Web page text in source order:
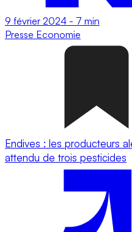
9 février 2024 - 7 min
Presse Economie
Endives : les producteurs
attendu de trois pesticides